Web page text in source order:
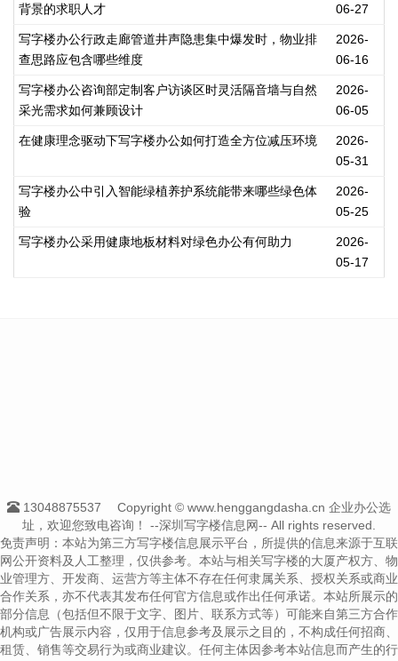
背景的求职人才
06-27
写字楼办公行政走廊管道井声隐患集中爆发时，物业排
查思路应包含哪些维度
2026-
06-16
写字楼办公咨询部定制客户访谈区时灵活隔音墙与自然
采光需求如何兼顾设计
2026-
06-05
在健康理念驱动下写字楼办公如何打造全方位减压环境
2026-
05-31
写字楼办公中引入智能绿植养护系统能带来哪些绿色体
验
2026-
05-25
写字楼办公采用健康地板材料对绿色办公有何助力
2026-
05-17
13048875537
Copyright © www.henggangdasha.cn 企业办公选
址，欢迎您致电咨询！
--深圳写字楼信息网-- All rights reserved.
免责声明：本站为第三方写字楼信息展示平台，所提供的信息来源于互联
网公开资料及人工整理，仅供参考。本站与相关写字楼的大厦产权方、物
业管理方、开发商、运营方等主体不存在任何隶属关系、授权关系或商业
合作关系，亦不代表其发布任何官方信息或作出任何承诺。本站所展示的
部分信息（包括但不限于文字、图片、联系方式等）可能来自第三方合作
机构或广告展示内容，仅用于信息参考及展示之目的，不构成任何招商、
租赁、销售等交易行为或商业建议。任何主体因参考本站信息而产生的行